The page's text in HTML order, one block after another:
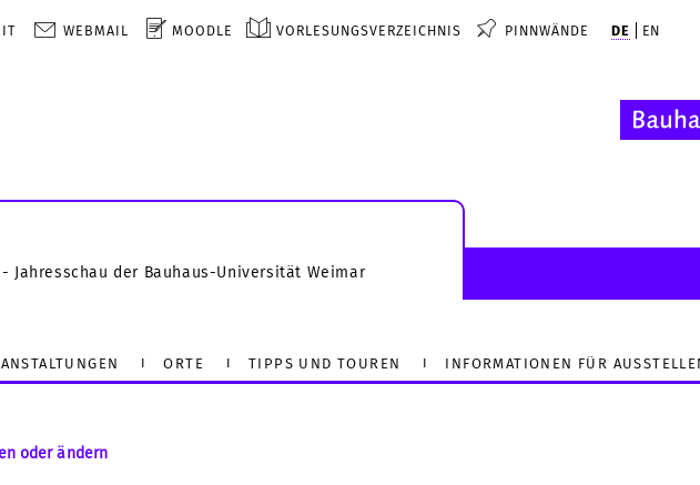
WEBMAIL MOODLE VORLESUNGSVERZEICHNIS PINNWÄNDE DE EN
- Jahresschau der Bauhaus-Universität Weimar
ORTE TIPPS UND TOUREN INFORMATIONEN FÜR
oder ändern